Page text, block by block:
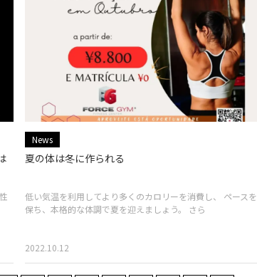
News
夏の体は冬に作られる
低い気温を利用してより多くのカロリーを消費し、 ペースを
保ち、本格的な体調で夏を迎えましょう。 さら
2022.10.12